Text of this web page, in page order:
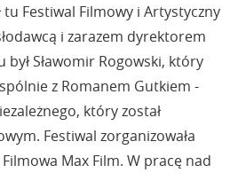
tu Festiwal Filmowy i Artystyczny
i zarazem dyrektorem
Sławomir Rogowski, który
z Romanem Gutkiem -
który został
Festiwal zorganizowała
Max Film. W pracę nad